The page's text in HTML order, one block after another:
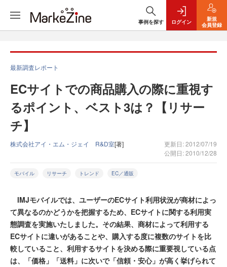
事例を探す ログイン
新規
会員登録
最新調査レポート
ECサイトでの商品購入の際に重視す
るポイント、ベスト3は？【リサー
チ】
株式会社アイ・エム・ジェイ R&D室[著]
更新日: 2012/07/19
公開日: 2010/12/28
モバイル リサーチ トレンド EC／通販
IMJモバイルでは、ユーザーのECサイト利用状況が商材によっ
て異なるのかどうかを把握するため、ECサイトに関する利用実
態調査を実施いたしました。その結果、商材によって利用する
ECサイトに違いがあることや、購入する度に複数のサイトを比
較していること、利用するサイトを決める際に重要視している点
は、「価格」「送料」に次いで「信頼・安心」が高く挙げられて